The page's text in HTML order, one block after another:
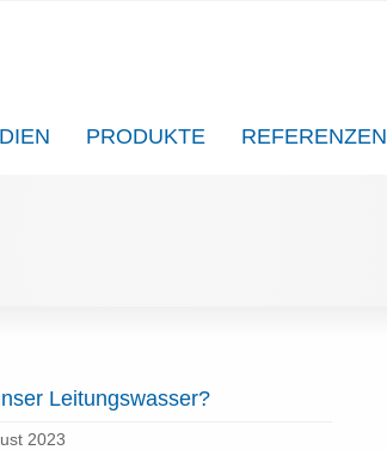
PRODUKTE REFERENZEN
Leitungswasser?
2023